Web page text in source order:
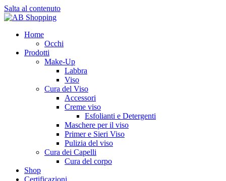
Salta al contenuto
Home
Occhi
Prodotti
Make-Up
Labbra
Viso
Cura del Viso
Accessori
Creme viso
Esfolianti e Detergenti
Maschere per il viso
Primer e Sieri Viso
Pulizia del viso
Cura dei Capelli
Cura del corpo
Shop
Certificazioni